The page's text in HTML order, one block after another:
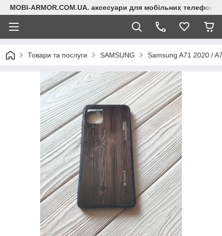
MOBI-ARMOR.COM.UA. аксесуари для мобільних телефонів
Товари та послуги SAMSUNG Samsung A71 2020 /